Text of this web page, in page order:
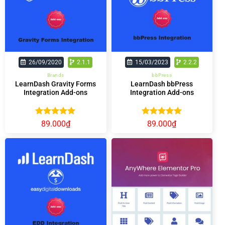
26/09/2020 2.1.1
Brands
LearnDash Gravity Forms
Integration Add-ons
Được xếp
5.00
5 sao
89.000₫
15/03/2023 2.2.2
bbPress
LearnDash bbPress
Integration Add-ons
Được xếp
5.00
5 sao
89.000₫